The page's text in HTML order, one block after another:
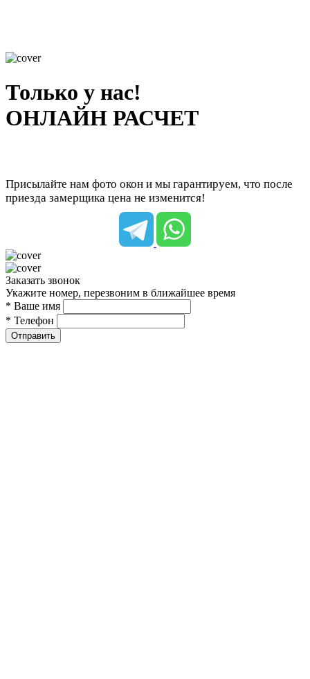
Только у нас!
ОНЛАЙН РАСЧЕТ
Присылайте нам фото окон и мы гарантируем, что после
приезда замерщика цена не изменится!
Заказать звонок
Укажите номер, перезвоним в ближайшее время
* Ваше имя
* Телефон
Отправить